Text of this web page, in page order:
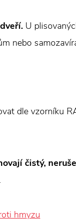
U
nebo
dle vzorníku
čistý,
hmyzu